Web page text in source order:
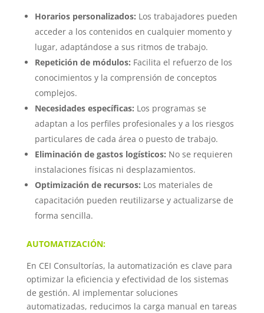
Horarios personalizados: Los trabajadores pueden
acceder a los contenidos en cualquier momento y
lugar, adaptándose a sus ritmos de trabajo.
Repetición de módulos: Facilita el refuerzo de los
conocimientos y la comprensión de conceptos
complejos.
Necesidades específicas: Los programas se
adaptan a los perfiles profesionales y a los riesgos
particulares de cada área o puesto de trabajo.
Eliminación de gastos logísticos: No se requieren
instalaciones físicas ni desplazamientos.
Optimización de recursos: Los materiales de
capacitación pueden reutilizarse y actualizarse de
forma sencilla.
AUTOMATIZACIÓN:
En CEI Consultorías, la automatización es clave para
optimizar la eficiencia y efectividad de los sistemas
de gestión. Al implementar soluciones
automatizadas, reducimos la carga manual en tareas